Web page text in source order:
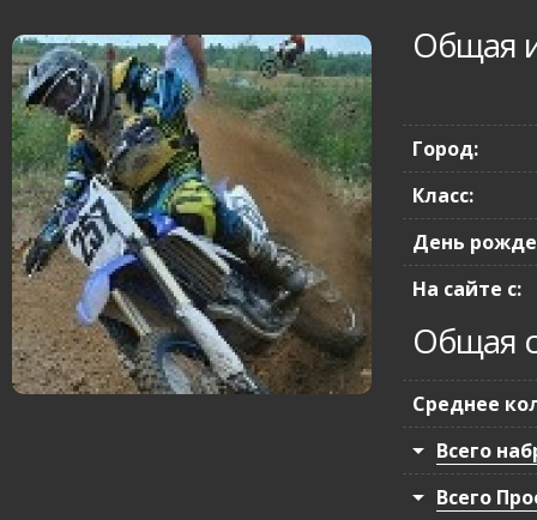
Общая
Город:
Класс:
День
На сайте с:
Общая
Среднее
Всего
Всего